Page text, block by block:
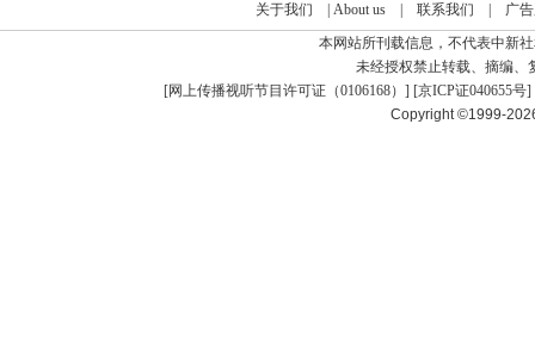
关于我们 About us| 联系我们
广
本网站所刊载信息，不代表中新
未经授权禁止转载、摘编、
[网上传播视听节目许可证（0106168） ] [京ICP证040655号]
Copyright ©1999-